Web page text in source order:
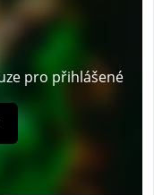
pro přihlášené